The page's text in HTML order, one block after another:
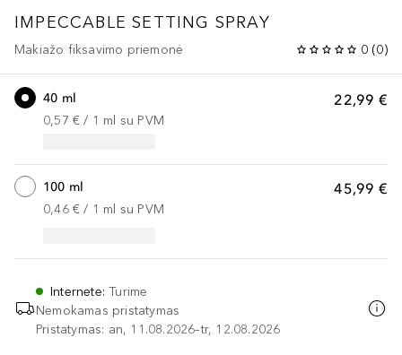
IMPECCABLE SETTING SPRAY
Makiažo fiksavimo priemonė 0 (0)
22,99 €
40 ml
0,57 € / 1 ml su PVM
45,99 €
100 ml
0,46 € / 1 ml su PVM
Internete:Turime
Nemokamas pristatymas
Pristatymas: an, 11.08.2026–tr, 12.08.2026